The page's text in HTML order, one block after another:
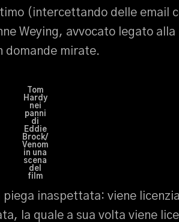
(intercettando delle email
Weying, avvocato legato alla
domande mirate.
Tom
Hardy
nei
panni
di
Eddie
Brock/
Venom
in una
scena
del
film
piega inaspettata: viene
la quale a sua volta viene